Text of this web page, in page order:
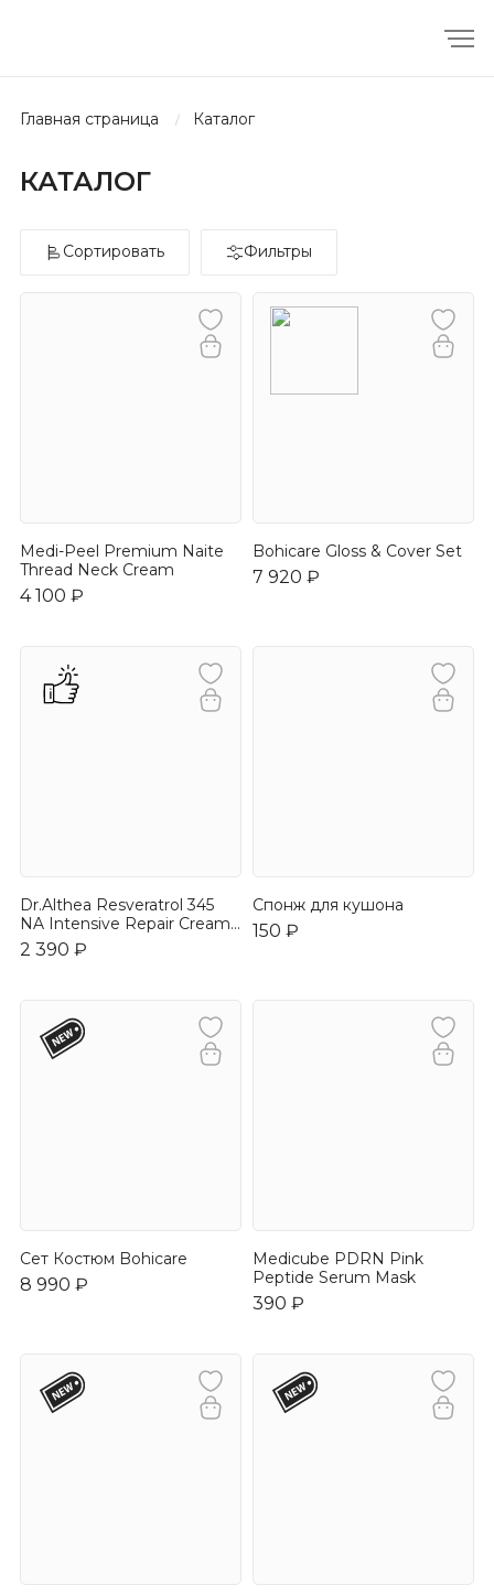
главная страница каталог
КАТАЛОГ
Сортировать Фильтры
Medi-Peel Premium Naite
Thread Neck Cream
4 100 ₽
Bohicare Gloss & Cover Set
7 920 ₽
Dr.Althea Resveratrol 345
NA Intensive Repair Cream
50ml
2 390 ₽
Спонж для кушона
150 ₽
Сет Костюм Bohicare
8 990 ₽
Medicube PDRN Pink
Peptide Serum Mask
390 ₽